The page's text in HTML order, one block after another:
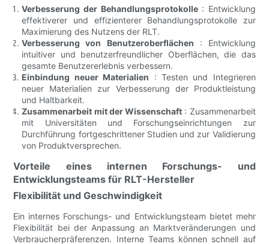
Verbesserung der Behandlungsprotokolle: Entwicklung
effektiverer und effizienterer Behandlungsprotokolle zur
Maximierung des Nutzens der RLT.
Verbesserung von Benutzeroberflächen : Entwicklung
intuitiver und benutzerfreundlicher Oberflächen, die das
gesamte Benutzererlebnis verbessern.
Einbindung neuer Materialien : Testen und Integrieren
neuer Materialien zur Verbesserung der Produktleistung
und Haltbarkeit.
Zusammenarbeit mit der Wissenschaft : Zusammenarbeit
mit Universitäten und Forschungseinrichtungen zur
Durchführung fortgeschrittener Studien und zur Validierung
von Produktversprechen.
Vorteile eines internen Forschungs- und
Entwicklungsteams für RLT-Hersteller
Flexibilität und Geschwindigkeit
Ein internes Forschungs- und Entwicklungsteam bietet mehr
Flexibilität bei der Anpassung an Marktveränderungen und
Verbraucherpräferenzen. Interne Teams können schnell auf